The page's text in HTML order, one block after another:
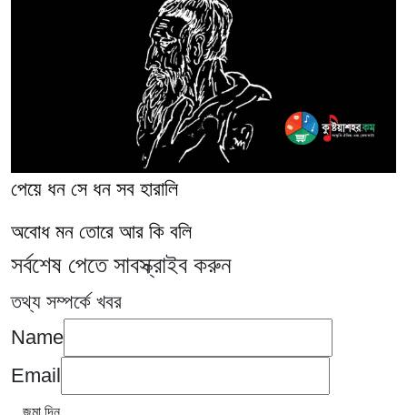
পেয়ে ধন সে ধন সব হারালি
অবোধ মন তোরে আর কি বলি
সর্বশেষ পেতে সাবস্ক্রাইব করুন
তথ্য সম্পর্কে খবর
Name
Email